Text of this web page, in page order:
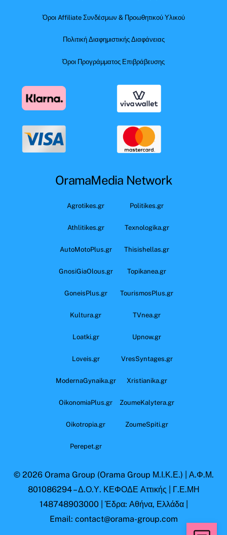
Όροι Affiliate Συνδέσμων & Προωθητικού Υλικού
Πολιτική Διαφημιστικής Διαφάνειας
Όροι Προγράμματος Επιβράβευσης
OramaMedia Network
Agrotikes.gr Politikes.gr
Athlitikes.gr Texnologika.gr
AutoMotoPlus.gr Thisishellas.gr
GnosiGiaOlous.gr Topikanea.gr
GoneisPlus.gr TourismosPlus.gr
Kultura.gr TVnea.gr
Loatki.gr Upnow.gr
Loveis.gr VresSyntages.gr
ModernaGynaika.gr Xristianika.gr
OikonomiaPlus.gr ZoumeKalytera.gr
Oikotropia.gr ZoumeSpiti.gr
Perepet.gr
© 2026 Orama Group (Orama Group Μ.Ι.Κ.Ε.) | Α.Φ.Μ.
801086294 – Δ.Ο.Υ. ΚΕΦΟΔΕ Αττικής | Γ.Ε.ΜΗ
148748903000 | Έδρα: Αθήνα, Ελλάδα |
Email: contact@orama-group.com